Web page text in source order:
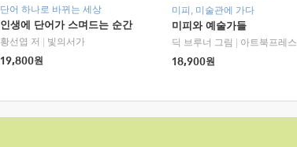
단어 하나로 바뀌는 세상
인생에 단어가 스며드는 순간
황선엽 저
빛의서가
19,800원
미피, 미술관에 가다
미피와 예술가들
딕 브루너 그림
아트북프레스
18,900원